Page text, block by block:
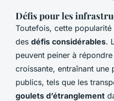
Défis pour les
Toutefois, cette
des défis considérables.
peuvent peiner à
croissante, entraînant une
publics, tels que les
goulets d’étranglement